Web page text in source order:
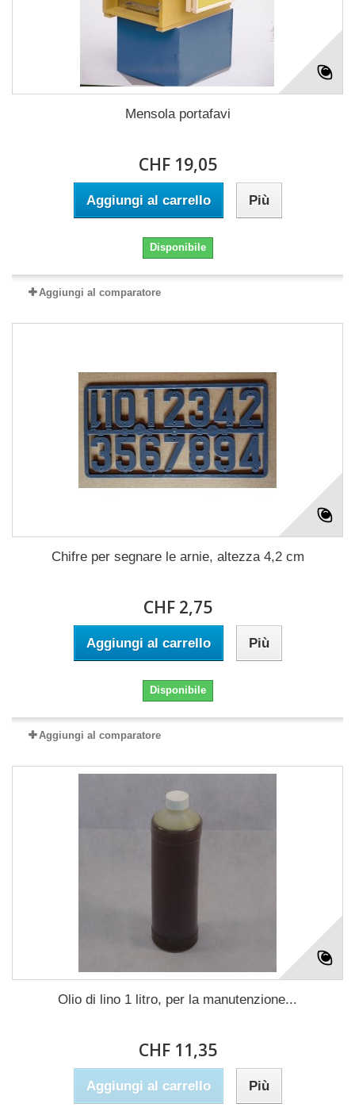
Mensola portafavi
CHF 19,05
Aggiungi al carrello Più
Disponibile
Aggiungi al comparatore
Chifre per segnare le arnie, altezza 4,2 cm
CHF 2,75
Aggiungi al carrello Più
Disponibile
Aggiungi al comparatore
Olio di lino 1 litro, per la manutenzione...
CHF 11,35
Aggiungi al carrello Più